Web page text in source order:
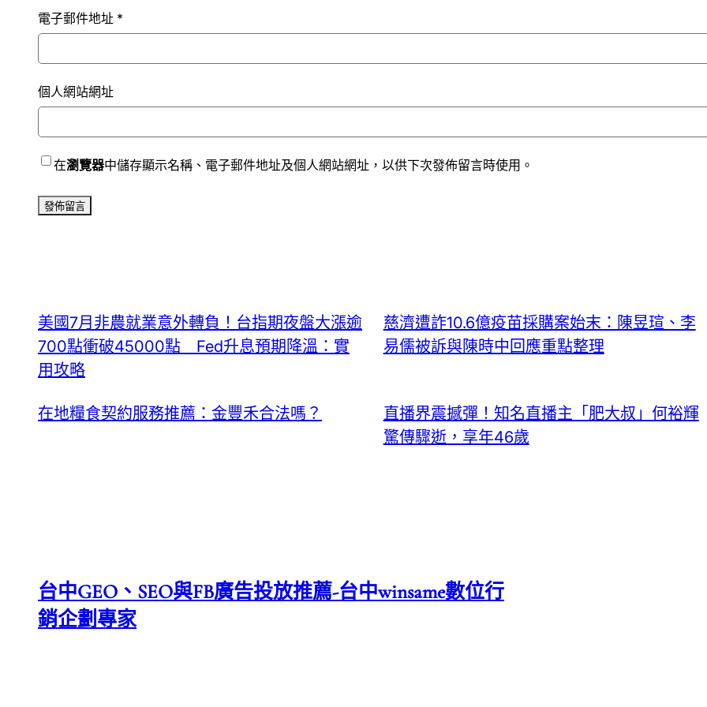
電子郵件地址 *
個人網站網址
在瀏覽器中儲存顯示名稱、電子郵件地址及個人網站網址，以供下次發佈留言時使用。
美國7月非農就業意外轉負！台指期夜盤大漲逾
700點衝破45000點 Fed升息預期降溫：實
用攻略
慈濟遭詐10.6億疫苗採購案始末：陳昱瑄、李
易儒被訴與陳時中回應重點整理
在地糧食契約服務推薦：金豐禾合法嗎？
直播界震撼彈！知名直播主「肥大叔」何裕輝
驚傳驟逝，享年46歲
台中GEO、SEO與FB廣告投放推薦-台中winsame數位行
銷企劃專家